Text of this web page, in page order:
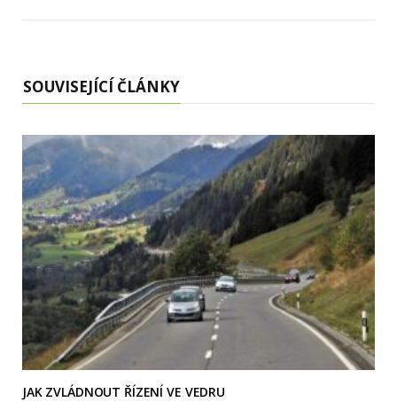
SOUVISEJÍCÍ ČLÁNKY
JAK ZVLÁDNOUT ŘÍZENÍ VE VEDRU